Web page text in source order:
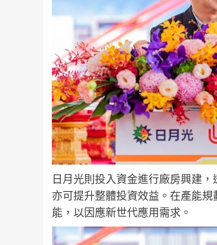
日月光則投入資金進行廠房興建
亦可提升整體投資效益。在產能
能，以因應新世代應用需求。